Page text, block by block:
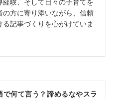
方に寄り添いながら、信頼
記事づくりを心がけていま
で何て言う？諦めるなやスラ